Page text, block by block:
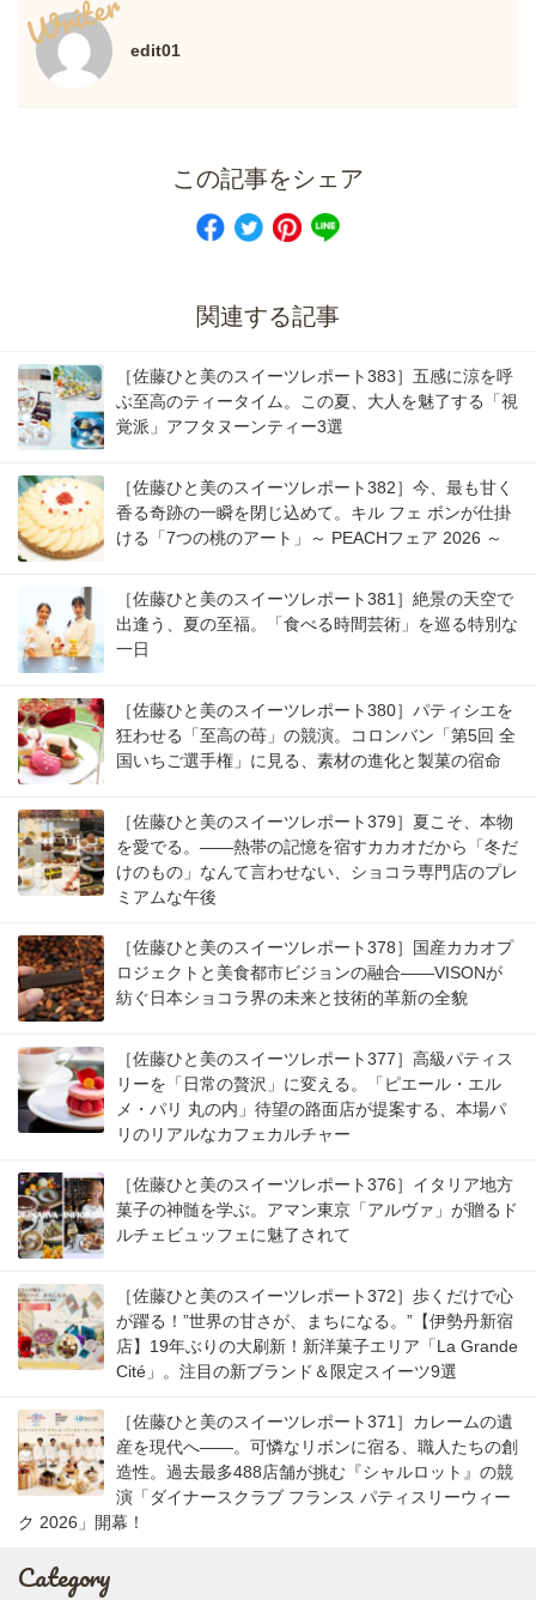
Writer edit01
この記事をシェア
関連する記事
［佐藤ひと美のスイーツレポート383］五感に涼を呼
ぶ至高のティータイム。この夏、大人を魅了する「視
覚派」アフタヌーンティー3選
［佐藤ひと美のスイーツレポート382］今、最も甘く
香る奇跡の一瞬を閉じ込めて。キル フェ ボンが仕掛
ける「7つの桃のアート」～ PEACHフェア 2026 ～
［佐藤ひと美のスイーツレポート381］絶景の天空で
出逢う、夏の至福。「食べる時間芸術」を巡る特別な
一日
［佐藤ひと美のスイーツレポート380］パティシエを
狂わせる「至高の苺」の競演。コロンバン「第5回 全
国いちご選手権」に見る、素材の進化と製菓の宿命
［佐藤ひと美のスイーツレポート379］夏こそ、本物
を愛でる。――熱帯の記憶を宿すカカオだから「冬だ
けのもの」なんて言わせない、ショコラ専門店のプレ
ミアムな午後
［佐藤ひと美のスイーツレポート378］国産カカオプ
ロジェクトと美食都市ビジョンの融合――VISONが
紡ぐ日本ショコラ界の未来と技術的革新の全貌
［佐藤ひと美のスイーツレポート377］高級パティス
リーを「日常の贅沢」に変える。「ピエール・エル
メ・パリ 丸の内」待望の路面店が提案する、本場パ
リのリアルなカフェカルチャー
［佐藤ひと美のスイーツレポート376］イタリア地方
菓子の神髄を学ぶ。アマン東京「アルヴァ」が贈るド
ルチェビュッフェに魅了されて
［佐藤ひと美のスイーツレポート372］歩くだけで心
が躍る！”世界の甘さが、まちになる。”【伊勢丹新宿
店】19年ぶりの大刷新！新洋菓子エリア「La Grande
Cité」。注目の新ブランド＆限定スイーツ9選
［佐藤ひと美のスイーツレポート371］カレームの遺
産を現代へ――。可憐なリボンに宿る、職人たちの創
造性。過去最多488店舗が挑む『シャルロット』の競
演「ダイナースクラブ フランス パティスリーウィー
ク 2026」開幕！
Category